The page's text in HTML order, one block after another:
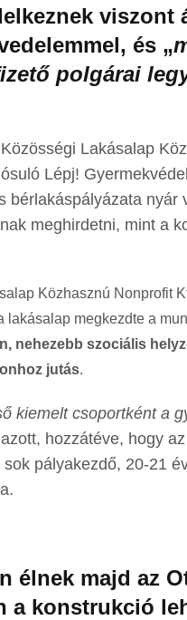
viszont
és „
polgárai
Lakásalap
Lépj!
bérlakáspályázata nyár
meghirdetni, mint a
Közhasznú Nonprofit
lakásalap megkezdte a
nehezebb szociális
jutás.
kiemelt csoportként a
hozzátéve, hogy
pályakezdő, 20-21
élnek majd az
a konstrukció